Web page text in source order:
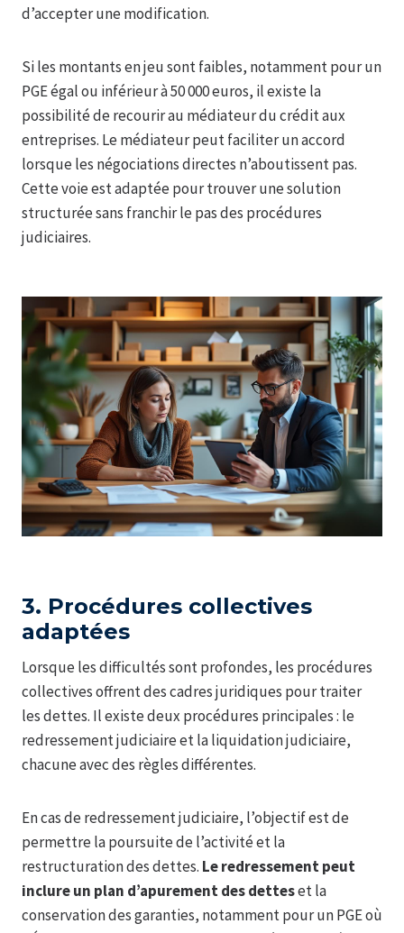
d’accepter une modification.
Si les montants en jeu sont faibles, notamment pour un
PGE égal ou inférieur à 50 000 euros, il existe la
possibilité de recourir au médiateur du crédit aux
entreprises. Le médiateur peut faciliter un accord
lorsque les négociations directes n’aboutissent pas.
Cette voie est adaptée pour trouver une solution
structurée sans franchir le pas des procédures
judiciaires.
3. Procédures collectives
adaptées
Lorsque les difficultés sont profondes, les procédures
collectives offrent des cadres juridiques pour traiter
les dettes. Il existe deux procédures principales : le
redressement judiciaire et la liquidation judiciaire,
chacune avec des règles différentes.
En cas de redressement judiciaire, l’objectif est de
permettre la poursuite de l’activité et la
restructuration des dettes. Le redressement peut
inclure un plan d’apurement des detteset la
conservation des garanties, notamment pour un PGE où